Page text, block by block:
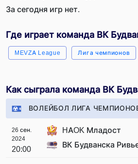
За сегодня игр нет.
Где играет команда ВК
MEVZA League Лига чемпионов
Как сыграла команда ВК
ВОЛЕЙБОЛ ЛИГА
26 сен.
2024
20:00
HAOK Младост
ВК Будванска